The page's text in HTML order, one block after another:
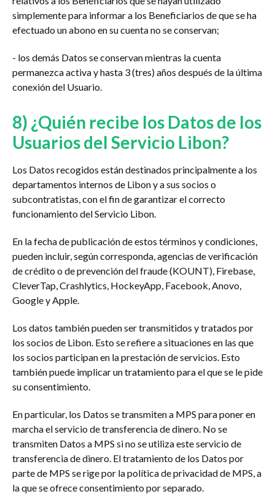
simplemente para informar a los Beneficiarios de que se ha
efectuado un abono en su cuenta no se conservan;
- los demás Datos se conservan mientras la cuenta
permanezca activa y hasta 3 (tres) años después de la última
conexión del Usuario.
8) ¿Quién recibe los Datos de los
Usuarios del Servicio Libon?
Los Datos recogidos están destinados principalmente a los
departamentos internos de Libon y a sus socios o
subcontratistas, con el fin de garantizar el correcto
funcionamiento del Servicio Libon.
En la fecha de publicación de estos términos y condiciones,
pueden incluir, según corresponda, agencias de verificación
de crédito o de prevención del fraude (KOUNT), Firebase,
CleverTap, Crashlytics, HockeyApp, Facebook, Anovo,
Google y Apple.
Los datos también pueden ser transmitidos y tratados por
los socios de Libon. Esto se refiere a situaciones en las que
los socios participan en la prestación de servicios. Esto
también puede implicar un tratamiento para el que se le pide
su consentimiento.
En particular, los Datos se transmiten a MPS para poner en
marcha el servicio de transferencia de dinero. No se
transmiten Datos a MPS si no se utiliza este servicio de
transferencia de dinero. El tratamiento de los Datos por
parte de MPS se rige por la política de privacidad de MPS, a
la que se ofrece consentimiento por separado.